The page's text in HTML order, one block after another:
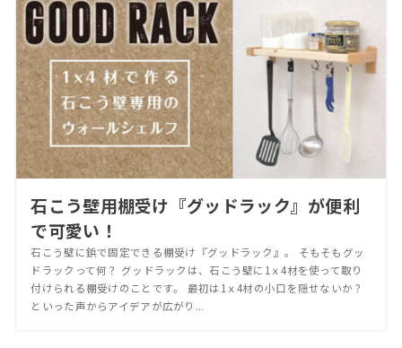
石こう壁用棚受け『グッドラック』が便利
で可愛い！
石こう壁に鋲で固定できる棚受け『グッドラック』。 そもそもグッ
ドラックって何？ グッドラックは、石こう壁に1ｘ4材を使って取り
付けられる棚受けのことです。 最初は1ｘ4材の小口を隠せないか？
といった声からアイデアが広がり...